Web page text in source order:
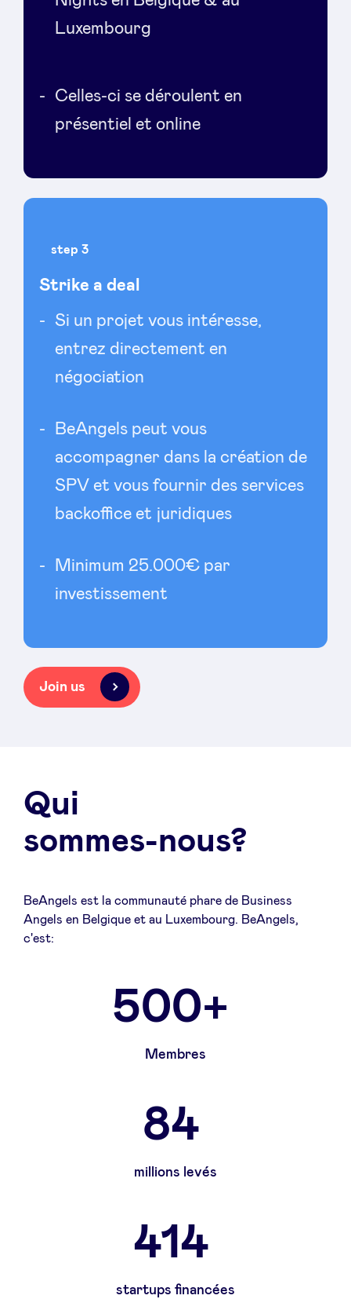
Luxembourg
Celles-ci se déroulent en
présentiel et online
step 3
Strike a deal
Si un projet vous intéresse,
entrez directement en
négociation
BeAngels peut vous
accompagner dans la création de
SPV et vous fournir des services
backoffice et juridiques
Minimum 25.000€ par
investissement
Join us
Qui
sommes-nous?
BeAngels est la communauté phare de Business
Angels en Belgique et au Luxembourg. BeAngels,
c'est:
500+
Membres
84
millions levés
414
startups financées